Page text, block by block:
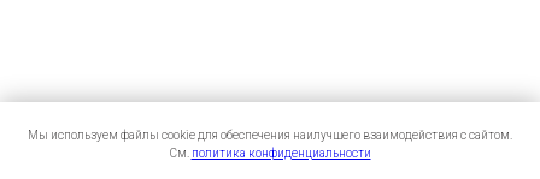
Мы используем файлы cookie для обеспечения наилучшего взаимодействия с сайтом.
См. политика конфиденциальности